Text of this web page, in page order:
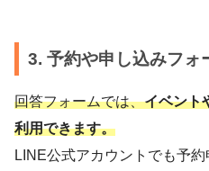
3. 予約や申し込みフォ
回答フォームでは、イベント
利用できます。
LINE公式アカウントでも予